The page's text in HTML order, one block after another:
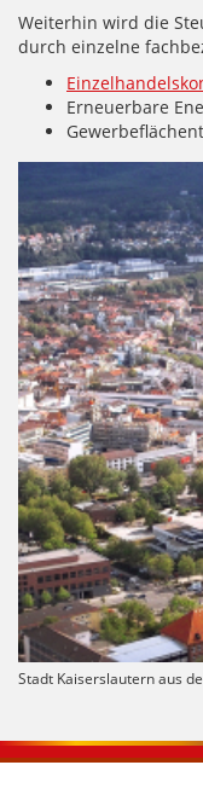
Weiterhin wird die
durch einzelne
Erneuerbare
Stadt Kaiserslautern aus